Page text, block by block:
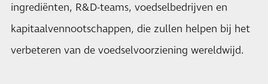
ingrediënten, R&D-teams, voedselbedrijven en
kapitaalvennootschappen, die zullen helpen bij het
verbeteren van de voedselvoorziening wereldwijd.